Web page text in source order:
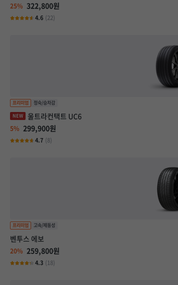
25% 322,800원
4.6 (22)
울트라컨택트 UC6
5% 299,900원
4.7 (8)
벤투스 에보
20% 259,800원
4.3 (18)